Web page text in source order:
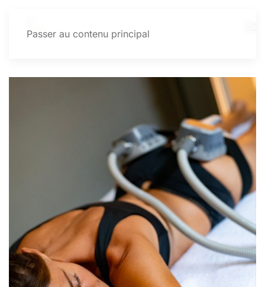
Passer au contenu principal